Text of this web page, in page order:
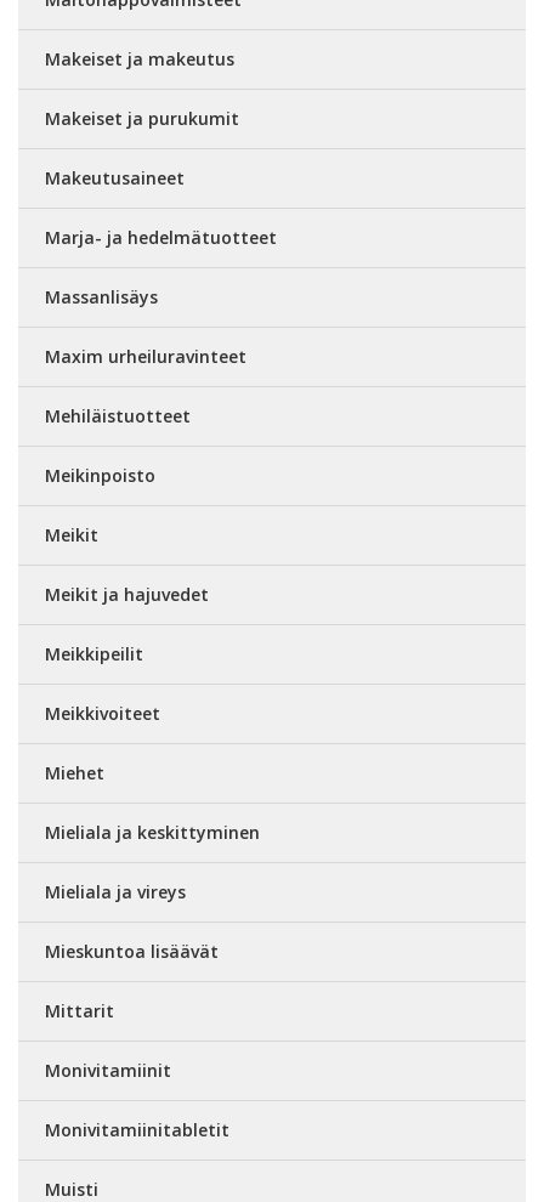
Makeiset ja makeutus
Makeiset ja purukumit
Makeutusaineet
Marja- ja hedelmätuotteet
Massanlisäys
Maxim urheiluravinteet
Mehiläistuotteet
Meikinpoisto
Meikit
Meikit ja hajuvedet
Meikkipeilit
Meikkivoiteet
Miehet
Mieliala ja keskittyminen
Mieliala ja vireys
Mieskuntoa lisäävät
Mittarit
Monivitamiinit
Monivitamiinitabletit
Muisti